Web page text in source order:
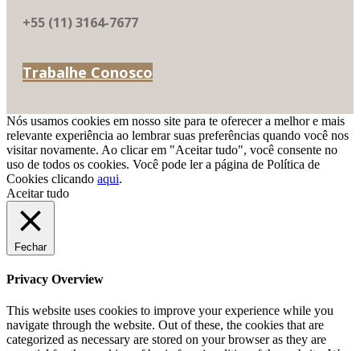
+55 (11) 3164-7677
Trabalhe Conosco
Nós usamos cookies em nosso site para te oferecer a melhor e mais
relevante experiência ao lembrar suas preferências quando você nos
visitar novamente. Ao clicar em "Aceitar tudo", você consente no
uso de todos os cookies. Você pode ler a página de Política de
Cookies clicando aqui.
Aceitar tudo
Fechar
Privacy Overview
This website uses cookies to improve your experience while you
navigate through the website. Out of these, the cookies that are
categorized as necessary are stored on your browser as they are